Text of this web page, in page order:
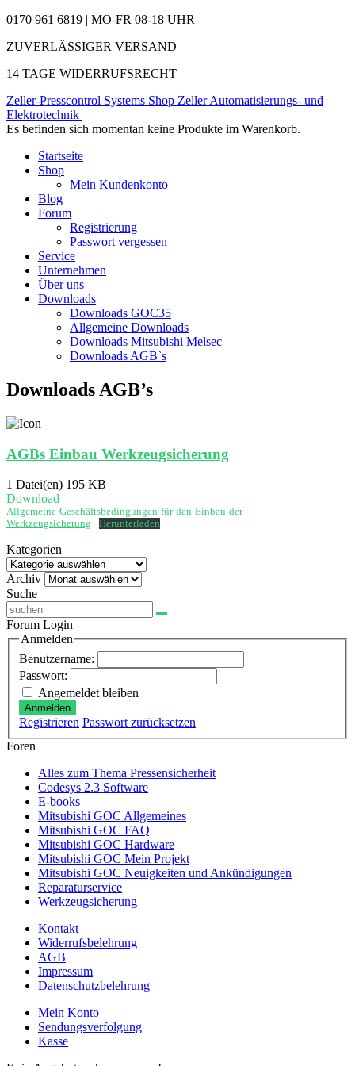
0170 961 6819 | MO-FR 08-18 UHR
ZUVERLÄSSIGER VERSAND
14 TAGE WIDERRUFSRECHT
Zeller-Presscontrol Systems Shop Zeller Automatisierungs- und
Elektrotechnik
Es befinden sich momentan keine Produkte im Warenkorb.
Startseite
Shop
Mein Kundenkonto
Blog
Forum
Registrierung
Passwort vergessen
Service
Unternehmen
Über uns
Downloads
Downloads GOC35
Allgemeine Downloads
Downloads Mitsubishi Melsec
Downloads AGB`s
Downloads AGB’s
AGBs Einbau Werkzeugsicherung
1 Datei(en) 195 KB
Download
Allgemeine-Geschäftsbedingungen-für-den-Einbau-der-
Werkzeugsicherung
Herunterladen
Kategorien
Kategorien
Archiv Archiv
Suche
Forum Login
Anmelden
Benutzername:
Passwort:
Angemeldet bleiben
Anmelden
Registrieren Passwort zurücksetzen
Foren
Alles zum Thema Pressensicherheit
Codesys 2.3 Software
E-books
Mitsubishi GOC Allgemeines
Mitsubishi GOC FAQ
Mitsubishi GOC Hardware
Mitsubishi GOC Mein Projekt
Mitsubishi GOC Neuigkeiten und Ankündigungen
Reparaturservice
Werkzeugsicherung
Kontakt
Widerrufsbelehrung
AGB
Impressum
Datenschutzbelehrung
Mein Konto
Sendungsverfolgung
Kasse